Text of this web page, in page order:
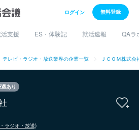
ログイン 無料登録
支援 ES・体験記 就活速報 QAラ
テレビ・ラジオ・放送業界の企業一覧 ＪＣＯＭ株式会
あり
ラジオ・放送)